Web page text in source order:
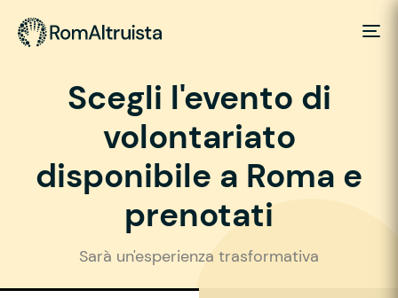
Scegli l'evento di
volontariato
disponibile a Roma e
prenotati
Sarà un'esperienza trasformativa